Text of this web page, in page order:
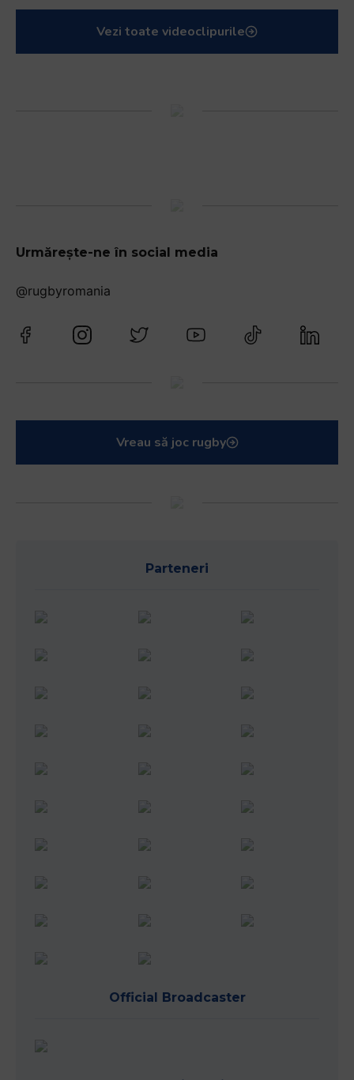
Vezi toate videoclipurile
Urmărește-ne în social media
@rugbyromania
Vreau să joc rugby
Parteneri
Official Broadcaster